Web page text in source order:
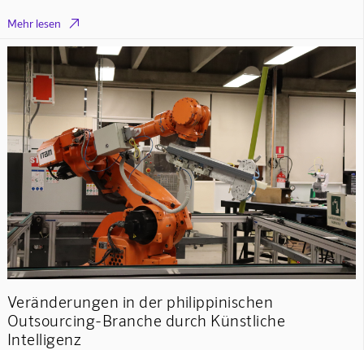
Mehr lesen 
Veränderungen in der philippinischen
Outsourcing-Branche durch Künstliche
Intelligenz